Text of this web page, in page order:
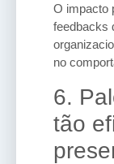
O impacto
feedbacks
no
6.
tão